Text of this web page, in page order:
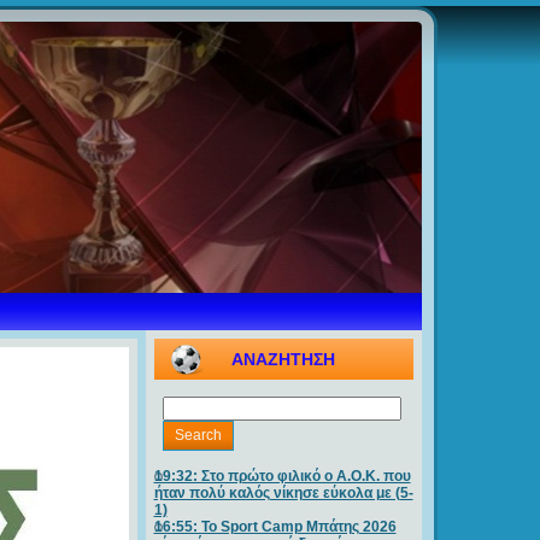
ΑΝΑΖΗΤΗΣΗ
19:32: Στο πρώτο φιλικό ο Α.Ο.Κ. που
ήταν πολύ καλός νίκησε εύκολα με (5-
1)
16:55: Το Sport Camp Μπάτης 2026